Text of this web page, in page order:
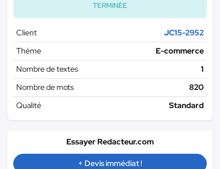
TERMINÉE
Client
JC15-2952
Thème
E-commerce
Nombre de textes
1
Nombre de mots
820
Qualité
Standard
Essayer Redacteur.com
+ Devis immédiat !